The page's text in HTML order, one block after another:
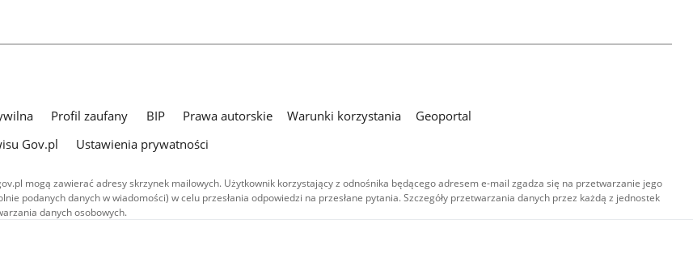
Profil zaufany BIP Prawa autorskie Warunki korzystania
Geoportal
Gov.pl
Ustawienia prywatności
mogą zawierać adresy skrzynek mailowych. Użytkownik korzystający z odnośnika będącego adresem e-mail zgadza się na przetwarzanie jego
podanych danych w wiadomości) w celu przesłania odpowiedzi na przesłane pytania. Szczegóły przetwarzania danych przez każdą z jednostek
danych osobowych.
w serwisie (z wyłączeniem treści audiowizualnych), są
typu Creative Commons: uznanie autorstwa - na tych samych